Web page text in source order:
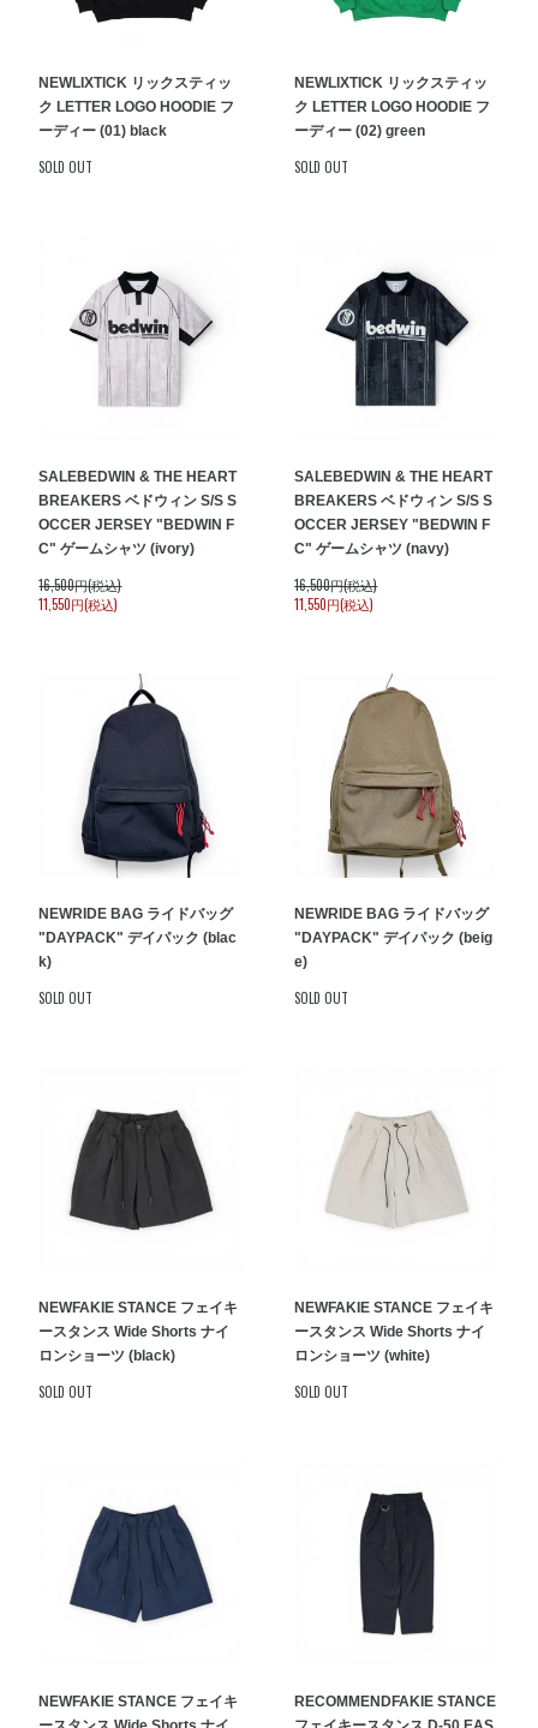
NEWLIXTICK リックスティッ
ク LETTER LOGO HOODIE フ
ーディー (01) black
SOLD OUT
NEWLIXTICK リックスティッ
ク LETTER LOGO HOODIE フ
ーディー (02) green
SOLD OUT
SALEBEDWIN & THE HEART
BREAKERS ベドウィン S/S S
OCCER JERSEY "BEDWIN F
C" ゲームシャツ (ivory)
16,500円(税込)
11,550円(税込)
SALEBEDWIN & THE HEART
BREAKERS ベドウィン S/S S
OCCER JERSEY "BEDWIN F
C" ゲームシャツ (navy)
16,500円(税込)
11,550円(税込)
NEWRIDE BAG ライドバッグ
"DAYPACK" デイパック (blac
k)
SOLD OUT
NEWRIDE BAG ライドバッグ
"DAYPACK" デイパック (beig
e)
SOLD OUT
NEWFAKIE STANCE フェイキ
ースタンス Wide Shorts ナイ
ロンショーツ (black)
SOLD OUT
NEWFAKIE STANCE フェイキ
ースタンス Wide Shorts ナイ
ロンショーツ (white)
SOLD OUT
NEWFAKIE STANCE フェイキ
RECOMMENDFAKIE STANCE